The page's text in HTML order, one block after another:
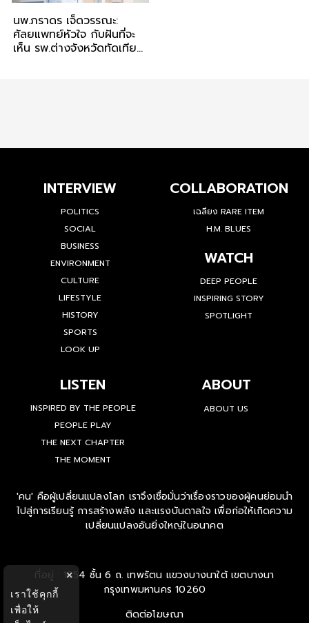
นพ.ภราดร เจ็ดวรรณะ:
ศัลยแพทย์หัวใจ กับฝันที่จะ
เห็น รพ.ต่างจังหวัดทัดเทียม
INTERVIEW
POLITICS
SOCIAL
BUSINESS
ENVIRONMENT
CULTURE
LIFESTYLE
HISTORY
SPORTS
LOOK UP
COLLABORATION
เฉลียง RARE ITEM
H.M. BLUES
WATCH
DEEP PEOPLE
INSPIRING STORY
SPOTLIGHT
LISTEN
INSPIRED BY THE PEOPLE
PEOPLE PLAY
THE NEXT CHAPTER
THE MOMENT
ABOUT
ABOUT US
'คน' คือผู้เปลี่ยนแปลงโลก เราจึงเชื่อมั่นว่าเรื่องราวของผู้คนย่อมนำ
ไปสู่การเรียนรู้ การสร้างพลัง และแรงบันดาลใจ เพื่อก่อให้เกิดความ
เปลี่ยนแปลงอันยิ่งใหญ่ในอนาคต
ที่อยู่ : 1854 ชั้น 6 ถ. เทพรัตน แขวงบางนาใต้ เขตบางนา
กรุงเทพมหานคร 10260
ติดต่อโฆษณา
×
เราใช้คุกกี้
เพื่อให้